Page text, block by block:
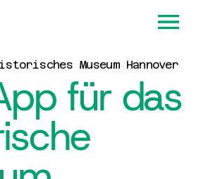
Museum Hannover
für das